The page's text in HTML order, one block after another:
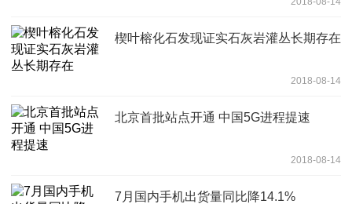
楔叶榕化石发现证实石灰岩灌丛长期存在
2018-08-14
北京首批站点开通 中国5G进程提速
2018-08-14
7月国内手机出货量同比降14.1%